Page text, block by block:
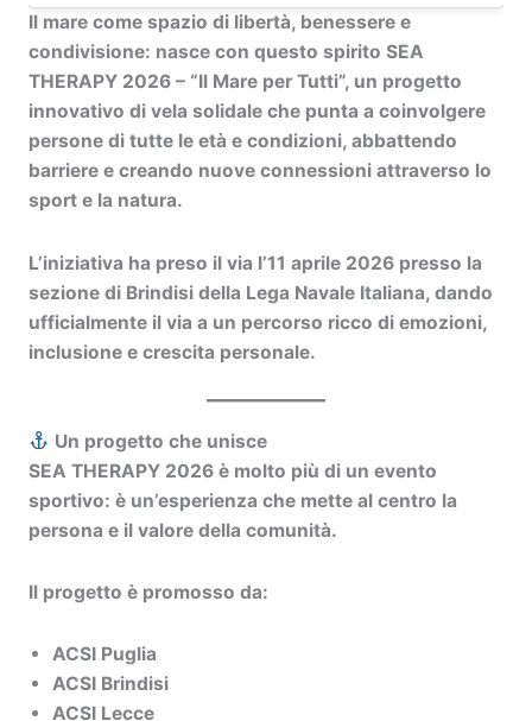
Il mare come spazio di libertà, benessere e
condivisione: nasce con questo spirito SEA
THERAPY 2026 – “Il Mare per Tutti”, un progetto
innovativo di vela solidale che punta a coinvolgere
persone di tutte le età e condizioni, abbattendo
barriere e creando nuove connessioni attraverso lo
sport e la natura.
L’iniziativa ha preso il via l’11 aprile 2026presso la
sezione di Brindisi della Lega Navale Italiana, dando
ufficialmente il via a un percorso ricco di emozioni,
inclusione e crescita personale.
Un progetto che unisce
SEA THERAPY 2026 è molto più di un evento
sportivo: è un’esperienza che mette al centro la
persona e il valore della comunità.
Il progetto è promosso da:
ACSI Puglia
ACSI Brindisi
ACSI Lecce